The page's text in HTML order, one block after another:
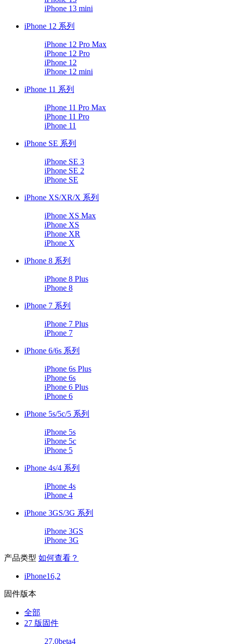
iPhone 13 mini
iPhone 12 系列
iPhone 12 Pro Max
iPhone 12 Pro
iPhone 12
iPhone 12 mini
iPhone 11 系列
iPhone 11 Pro Max
iPhone 11 Pro
iPhone 11
iPhone SE 系列
iPhone SE 3
iPhone SE 2
iPhone SE
iPhone XS/XR/X 系列
iPhone XS Max
iPhone XS
iPhone XR
iPhone X
iPhone 8 系列
iPhone 8 Plus
iPhone 8
iPhone 7 系列
iPhone 7 Plus
iPhone 7
iPhone 6/6s 系列
iPhone 6s Plus
iPhone 6s
iPhone 6 Plus
iPhone 6
iPhone 5s/5c/5 系列
iPhone 5s
iPhone 5c
iPhone 5
iPhone 4s/4 系列
iPhone 4s
iPhone 4
iPhone 3GS/3G 系列
iPhone 3GS
iPhone 3G
产品类型 如何查看？
iPhone16,2
固件版本
全部
27 版固件
27.0beta4